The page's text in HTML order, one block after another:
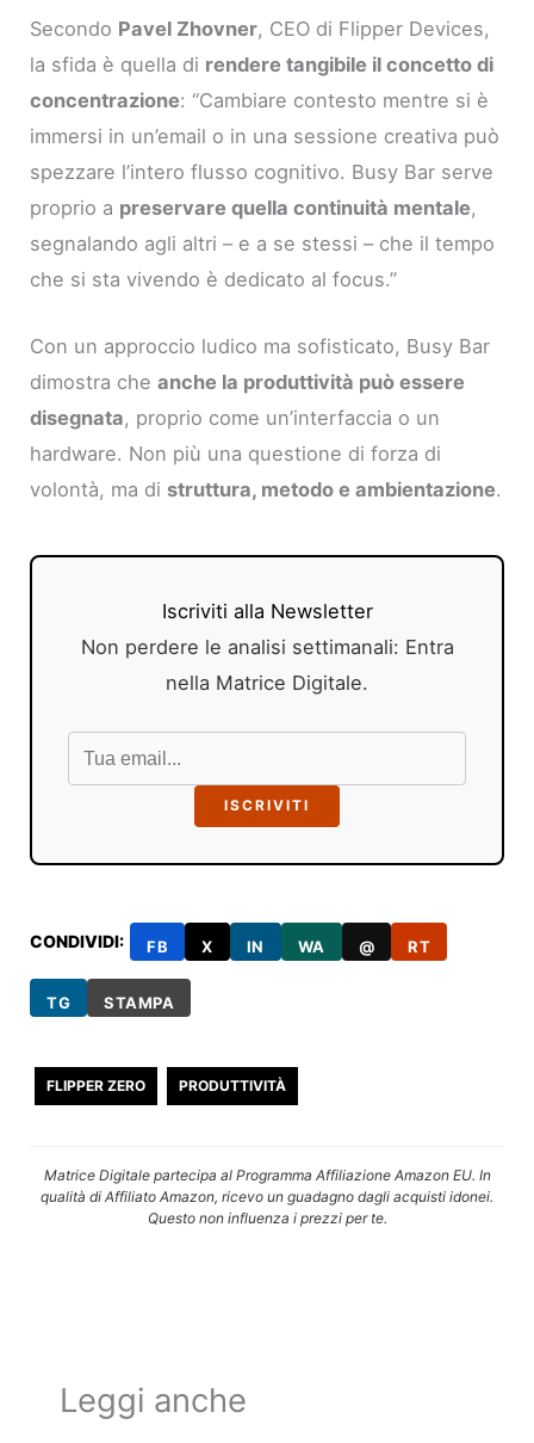
Secondo Pavel Zhovner, CEO di Flipper Devices,
la sfida è quella di rendere tangibile il concetto di
concentrazione: “Cambiare contesto mentre si è
immersi in un’email o in una sessione creativa può
spezzare l’intero flusso cognitivo. Busy Bar serve
proprio a preservare quella continuità mentale,
segnalando agli altri – e a se stessi – che il tempo
che si sta vivendo è dedicato al focus.”
Con un approccio ludico ma sofisticato, Busy Bar
dimostra cheanche la produttività può essere
disegnata, proprio come un’interfaccia o un
hardware. Non più una questione di forza di
volontà, ma di struttura, metodo e ambientazione.
Iscriviti alla Newsletter
Non perdere le analisi settimanali: Entra
nella Matrice Digitale.
ISCRIVITI
CONDIVIDI: FB X IN WA @ RT
TG STAMPA
FLIPPER ZERO PRODUTTIVITÀ
Matrice Digitale partecipa al Programma Affiliazione Amazon EU. In
qualità di Affiliato Amazon, ricevo un guadagno dagli acquisti idonei.
Questo non influenza i prezzi per te.
Leggi anche